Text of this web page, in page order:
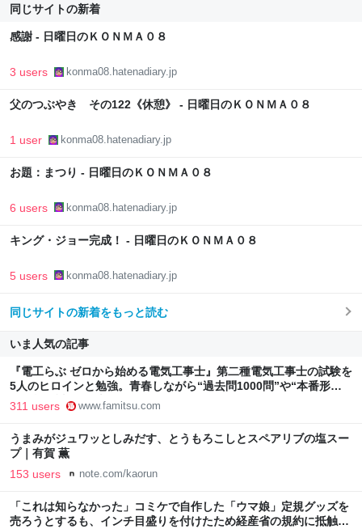
同じサイトの新着
感謝 - 日曜日のＫＯＮＭＡ０８
3 users konma08.hatenadiary.jp
父のつぶやき その122《休憩》 - 日曜日のＫＯＮＭＡ０８
1 user konma08.hatenadiary.jp
お題：まつり - 日曜日のＫＯＮＭＡ０８
6 users konma08.hatenadiary.jp
キング・ジョー完成！ - 日曜日のＫＯＮＭＡ０８
5 users konma08.hatenadiary.jp
同じサイトの新着をもっと読む
いま人気の記事
『電工らぶ ゼロから始める電気工事士』第二種電気工事士の試験を
5人のヒロインと勉強。青春しながら“過去問1000問”や“本番形式
CBT模擬試験”で本格的に学べるノベルゲーム | ゲーム・エンタメ
最新情報のファミ通.com
311 users www.famitsu.com
うまみがジュワッとしみだす、とうもろこしとスペアリブの塩スー
プ｜有賀 薫
153 users note.com/kaorun
「これは知らなかった」コミケで自作した「ウマ娘」定規グッズを
売ろうとするも、インチ目盛りを付けたため経産省の規約に抵触、